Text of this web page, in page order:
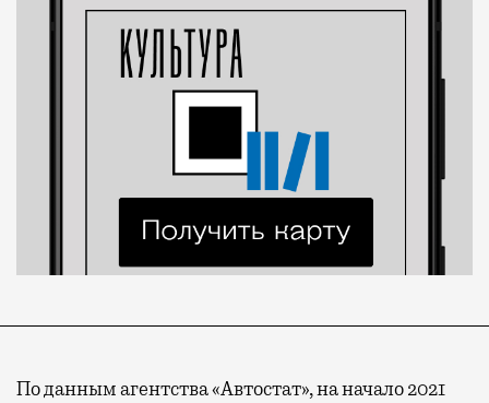
По данным агентства «Автостат», на начало 2021